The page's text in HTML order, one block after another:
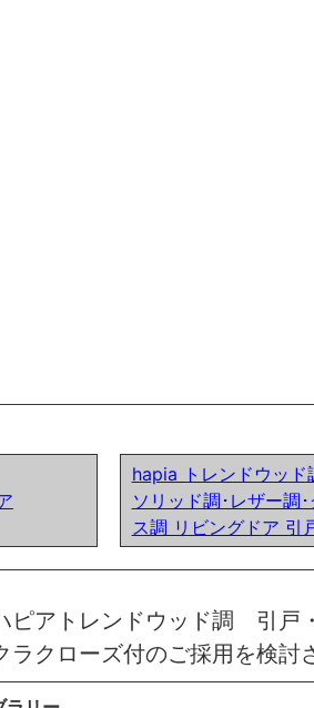
hapia トレンドウッド
ソリッド調･レザー調･
ス調 リビングドア 引
ピアトレンドウッド調 引
クローズ付のご採用を検討